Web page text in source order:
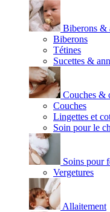
Biberons &
Biberons
Tétines
Sucettes &
Couches &
Couches
Lingettes et
Soin pour le
Soins pour
Vergetures
Allaitement